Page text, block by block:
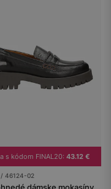
s kódom FINAL20: 43.12 €
/ 46124-02